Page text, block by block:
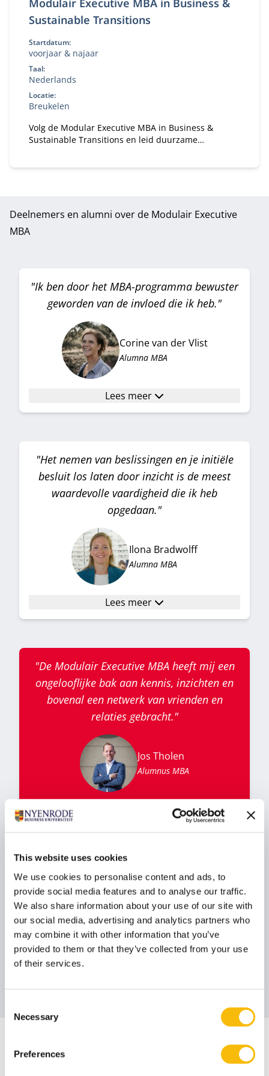
This website uses cookies
We use cookies to personalise content and ads, to
provide social media features and to analyse our traffic.
We also share information about your use of our site with
our social media, advertising and analytics partners who
may combine it with other information that you’ve
provided to them or that they’ve collected from your use
of their services.
Selection
Necessary
Preferences
Modulair Executive MBA in Business &
Sustainable Transitions
Startdatum:
voorjaar & najaar
Taal:
Nederlands
Locatie:
Breukelen
Volg de Modular Executive MBA in Business &
Sustainable Transitions en leid duurzame
Deelnemers en alumni over de Modulair Executive
MBA
"Ik ben door het MBA-programma bewuster
geworden van de invloed die ik heb."
Corine van der Vlist
Alumna MBA
Lees meer
"Het nemen van beslissingen en je initiële
besluit los laten door inzicht is de meest
waardevolle vaardigheid die ik heb
opgedaan."
Ilona Bradwolff
Alumna MBA
Lees meer
"De Modulair Executive MBA heeft mij een
ongelooflijke bak aan kennis, inzichten en
bovenal een netwerk van vrienden en
relaties gebracht."
Jos Tholen
Alumnus MBA
"Leiderschap binnen het MBA-programma is
een ontdekkingsreis naar jezelf!"
Gert Zondervan
Alumnus MBA